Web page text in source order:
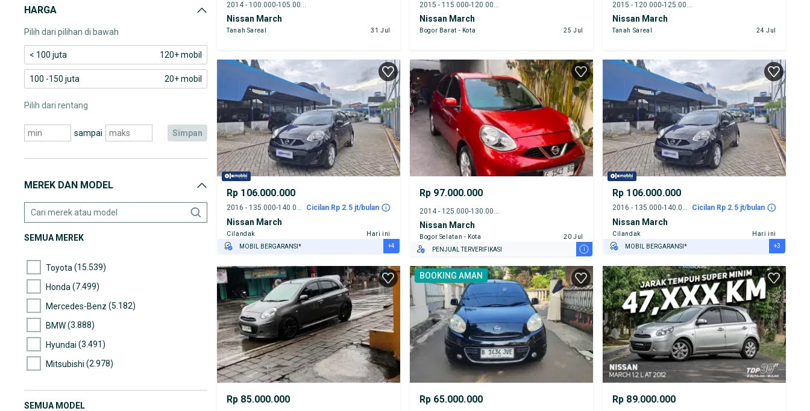
HARGA
Pilih dari pilihan di bawah
< 100 juta 120+ mobil
100 -150 juta 20+ mobil
Pilih dari rentang
sampai simpan
MEREK DAN MODEL
SEMUA MEREK
Toyota (15.539)
Honda (7.499)
Mercedes-Benz (5.182)
BMW(3.888)
Hyundai (3.491)
Mitsubishi (2.978)
Suzuki(2.278)
SEMUA MODEL
2014 - 100.000-105.000 km
Nissan March
Tanah Sareal 31 Jul
2015 - 115.000-120.000 km
Nissan March
Bogor Barat - Kota 25 Jul
2015 - 120.000-125.000 km
Nissan March
Tanah Sareal 24 Jul
Rp 106.000.000
2016 - 135.000-140.000 km Cicilan Rp 2.5 jt/bulan
Nissan March
Cilandak
Hari ini
MOBIL BERGARANSI*
TEST DRIVE DARI RUMAH
GRATIS BIAYA JASA PERAWATAN*
PENJUAL TERVERIFIKASI
+4
Rp 97.000.000
2014 - 125.000-130.000 km
Nissan March
Bogor Selatan - Kota
20 Jul
PENJUAL TERVERIFIKASI
i
Rp 106.000.000
2016 - 135.000-140.000 km Cicilan Rp 2.5 jt/bulan
Nissan March
Cilandak
Hari ini
MOBIL BERGARANSI*
TEST DRIVE DARI RUMAH
GRATIS BIAYA JASA PERAWATAN*
+3
Rp 85.000.000
BOOKING AMAN
Rp 65.000.000 Rp 89.000.000